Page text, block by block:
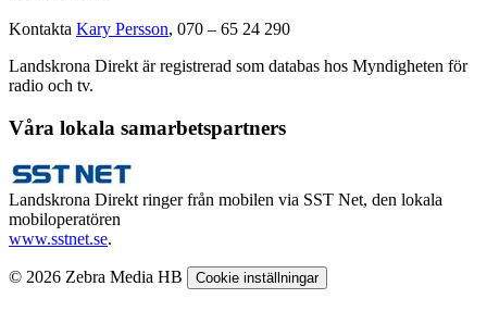
Kontakta Kary Persson, 070 – 65 24 290
Landskrona Direkt är registrerad som databas hos Myndigheten för
radio och tv.
Våra lokala samarbetspartners
Landskrona Direkt ringer från mobilen via SST Net, den lokala
mobiloperatören
www.sstnet.se.
© 2026 Zebra Media HB Cookie inställningar